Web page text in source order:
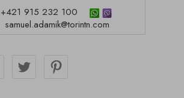
+421 915 232 100
samuel.adamik@torintn.com